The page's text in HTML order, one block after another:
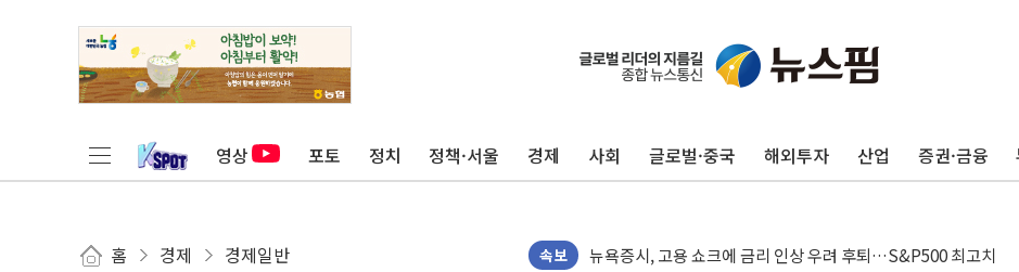
영상 포토 정치 정책·서울 경제 사회 글로벌·중국 해외투자 산업 증권·금융
홈 경제 경제일반 속보
민주, 오늘 제주·인천 경선 결과 발표...'김민석 재역전 vs 정청래
한상협, 업계 개인정보 보안 새판 짠다…'자율규제단체' 타진
트럼프, 쿡 연준 이사 해임 재추진…"26일까지 의혹 소명" 요구